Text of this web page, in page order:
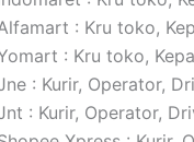
: Kru toko,
: Kru toko,
: Kurir, Operator,
: Kurir, Operator,